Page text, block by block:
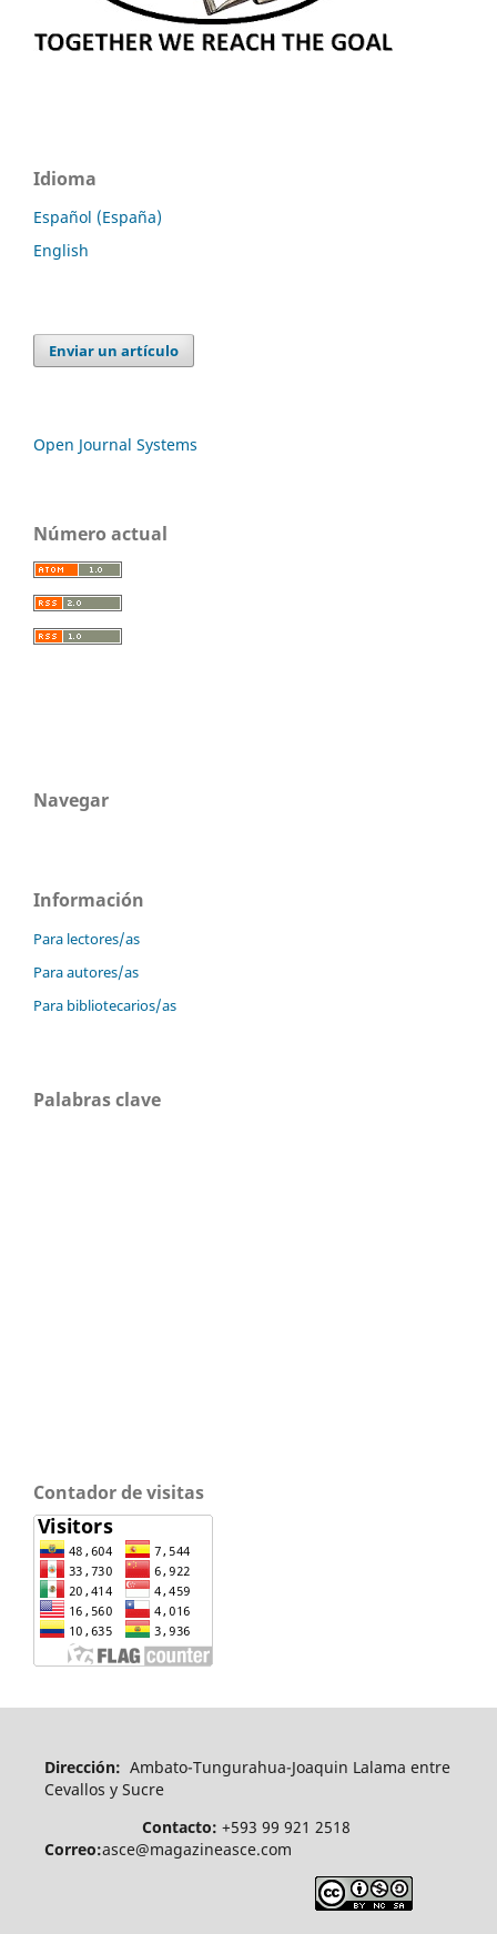
Idioma
Español (España)
English
Enviar un artículo
Open Journal Systems
Número actual
Navegar
Información
Para lectores/as
Para autores/as
Para bibliotecarios/as
Palabras clave
Contador de visitas
Dirección: Ambato-Tungurahua-Joaquin Lalama entre
Cevallos y Sucre
Contacto: +593 99 921 2518
Correo:asce@magazineasce.com